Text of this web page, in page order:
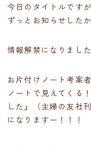
今日のタイトルです
ずっとお知らせした
情報解禁になりまし
お片付けノート考案
ノートで見えてくる
した』（主婦の友社
になりますー！！！